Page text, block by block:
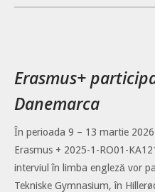
Erasmus+
Danemarca
În perioada 9 – 13 martie
Erasmus + 2025-1-RO01-
interviul în limba engleză vor
Tekniske Gymnasium, în